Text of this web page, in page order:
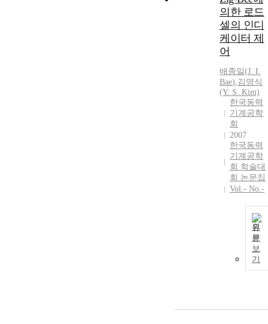
의한 로드
셀의 인디
케이터 제
어
배종일(J. I.
Bae),김영식
(Y. S. Kim)
한국동력
기계공학
회
2007
한국동력
기계공학
회 학술대
회 논문집
Vol.- No.-
원
문
보
기